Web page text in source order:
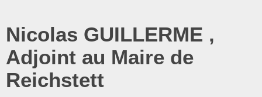
Nicolas GUILLERME ,
Adjoint au Maire de
Reichstett